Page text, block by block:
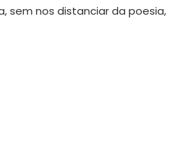
sem nos distanciar da poesia,